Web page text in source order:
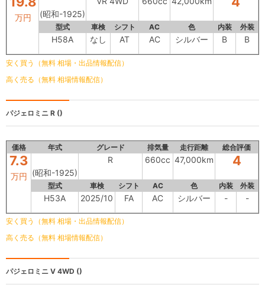
万円 (昭和-1925)
型式 車検 シフト AC 色 内装 外装
H58A なし AT AC シルバー B B
安く買う（無料 相場・出品情報配信）
高く売る（無料 相場情報配信）
パジェロミニ R ()
価格 年式 グレード 排気量 走行距離 総合評価
7.3
万円 (昭和-1925)
R 660cc 47,000km 4
型式 車検 シフト AC 色 内装 外装
H53A 2025/10 FA AC シルバー - -
安く買う（無料 相場・出品情報配信）
高く売る（無料 相場情報配信）
パジェロミニ V 4WD ()